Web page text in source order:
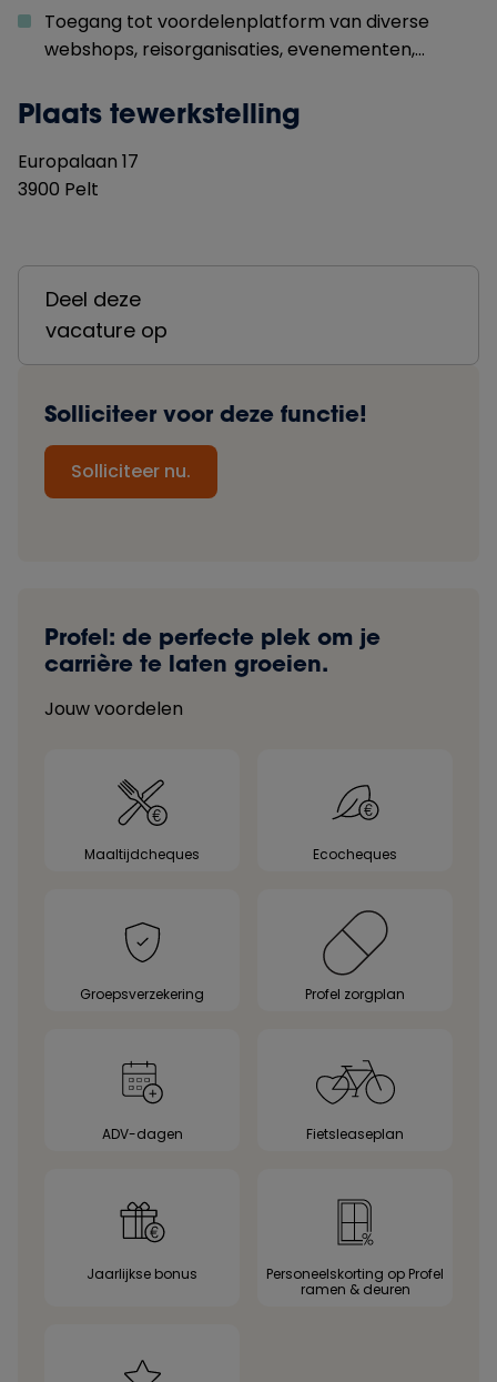
Toegang tot voordelenplatform van diverse
webshops, reisorganisaties, evenementen,…
Plaats tewerkstelling
Europalaan 17
3900 Pelt
Deel deze
vacature op
Solliciteer voor deze functie!
Solliciteer nu.
Profel: de perfecte plek om je
carrière te laten groeien.
Jouw voordelen
Maaltijdcheques Ecocheques
Groepsverzekering Profel zorgplan
ADV-dagen Fietsleaseplan
Jaarlijkse bonus
Personeelskorting op Profel
ramen & deuren